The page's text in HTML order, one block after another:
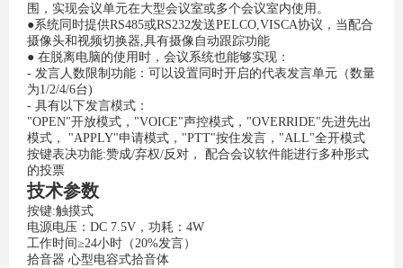
围，实现会议单元在大型会议室或多个会议室内使用。
●系统同时提供RS485或RS232发送PELCO,VISCA协议，当配合
摄像头和视频切换器,具有摄像自动跟踪功能
● 在脱离电脑的使用时，会议系统也能够实现：
- 发言人数限制功能：可以设置同时开启的代表发言单元（数量
为1/2/4/6台)
- 具有以下发言模式：
"OPEN"开放模式，"VOICE"声控模式，"OVERRIDE"先进先出
模式， "APPLY"申请模式，"PTT"按住发言，"ALL"全开模式
按键表决功能:赞成/弃权/反对， 配合会议软件能进行多种形式
的投票
技术参数
按键:触摸式
电源电压：DC 7.5V，功耗：4W
工作时间≥24小时（20%发言）
拾音器 心型电容式拾音体